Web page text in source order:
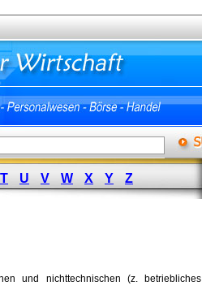
T U V W X Y Z
und nichttechnischen (z. betriebliches